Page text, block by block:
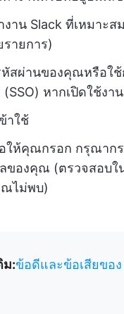
าน Slack ที่เหมาะส
ายการ)
สผ่านของคุณหรือใช้
(SSO) หากเปิดใช้งาน
าใช้
ให้คุณกรอก กรุณาก
ลของคุณ (ตรวจสอบใ
ไม่พบ)
ม:ข้อดีและข้อเสียขอ